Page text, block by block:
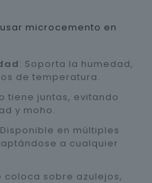
microcemento en
: Soporta la humedad,
de temperatura.
tiene juntas, evitando
y moho.
en múltiples
a cualquier
coloca sobre azulejos,